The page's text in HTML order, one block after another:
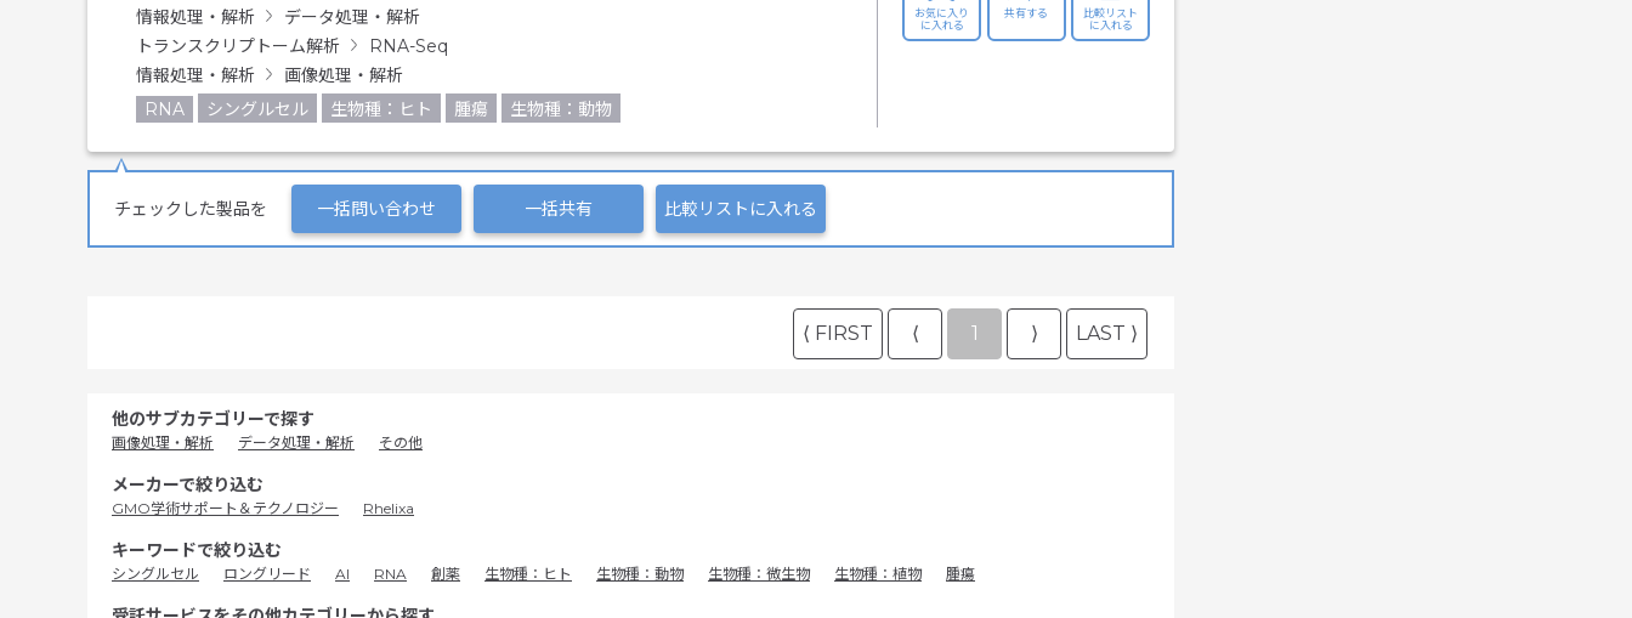
情報処理・解析
データ処理・解析
トランスクリプトーム解析
RNA-Seq
情報処理・解析
画像処理・解析
RNA
シングルセル 生物種：ヒト 腫瘍 生物種：動物
お気に入り
に入れる
共有する
比較リスト
に入れる
チェックした製品を 一括問い合わせ 一括共有 比較リストに入れる
⟨ FIRST ⟨ 1 ⟩ LAST ⟩
他のサブカテゴリーで探す
画像処理・解析 データ処理・解析 その他
メーカーで絞り込む
GMO学術サポート＆テクノロジー Rhelixa
キーワードで絞り込む
シングルセル ロングリード AI RNA 創薬 生物種：ヒト 生物種：動物 生物種：微生物 生物種：植物 腫瘍